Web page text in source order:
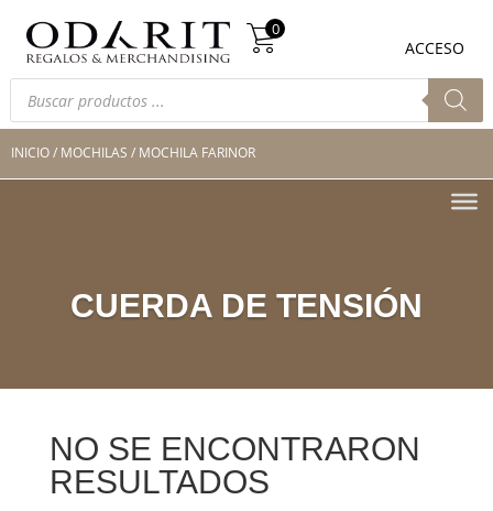
Búsqueda
de
productos
0
ACCESO
0
Búsqueda
productos
INICIO/ MOCHILAS / MOCHILA FARINOR
CUERDA DE TENSIÓN
NO SE ENCONTRARON
RESULTADOS